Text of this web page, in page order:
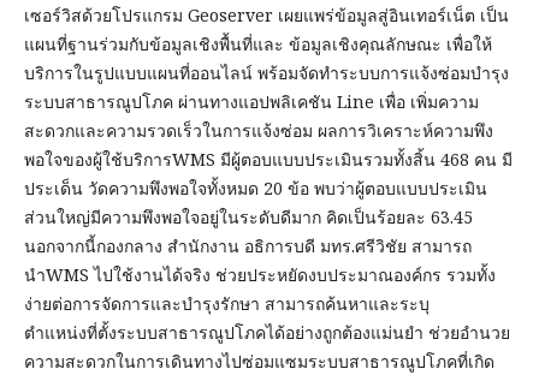
เซอร์วิสด้วยโปรแกรม Geoserver เผยแพร่ข้อมูลสู่อินเทอร์เน็ต เป็น
แผนที่ฐานร่วมกับข้อมูลเชิงพื้นที่และ ข้อมูลเชิงคุณลักษณะ เพื่อให้
บริการในรูปแบบแผนที่ออนไลน์ พร้อมจัดทำระบบการแจ้งซ่อมบำรุง
ระบบสาธารณูปโภค ผ่านทางแอปพลิเคชัน Line เพื่อ เพิ่มความ
สะดวกและความรวดเร็วในการแจ้งซ่อม ผลการวิเคราะห์ความพึง
พอใจของผู้ใช้บริการWMS มีผู้ตอบแบบประเมินรวมทั้งสิ้น 468 คน มี
ประเด็น วัดความพึงพอใจทั้งหมด 20 ข้อ พบว่าผู้ตอบแบบประเมิน
ส่วนใหญ่มีความพึงพอใจอยู่ในระดับดีมาก คิดเป็นร้อยละ 63.45
นอกจากนี้กองกลาง สำนักงาน อธิการบดี มทร.ศรีวิชัย สามารถ
นำWMS ไปใช้งานได้จริง ช่วยประหยัดงบประมาณองค์กร รวมทั้ง
ง่ายต่อการจัดการและบำรุงรักษา สามารถค้นหาและระบุ
ตำแหน่งที่ตั้งระบบสาธารณูปโภคได้อย่างถูกต้องแม่นยำ ช่วยอำนวย
ความสะดวกในการเดินทางไปซ่อมแซมระบบสาธารณูปโภคที่เกิด